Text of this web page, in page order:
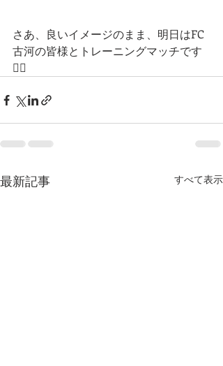
さあ、良いイメージのまま、明日はFC
古河の皆様とトレーニングマッチです
👍🏻
最新記事 すべて表示